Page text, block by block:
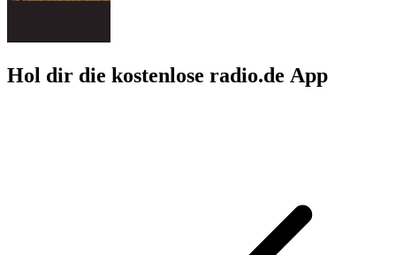
Hol dir die kostenlose radio.de App